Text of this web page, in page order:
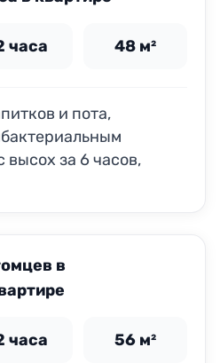
часа 48 м²
и пота,
высох за 6 часов,
в
часа 56 м²